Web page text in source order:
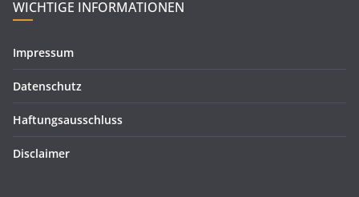
WICHTIGE INFORMATIONEN
Impressum
Datenschutz
Haftungsausschluss
Disclaimer